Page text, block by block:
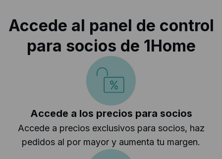
Accede al panel de control
para socios de 1Home
Accede a los precios para socios
Accede a precios exclusivos para socios, haz
pedidos al por mayor y aumenta tu margen.